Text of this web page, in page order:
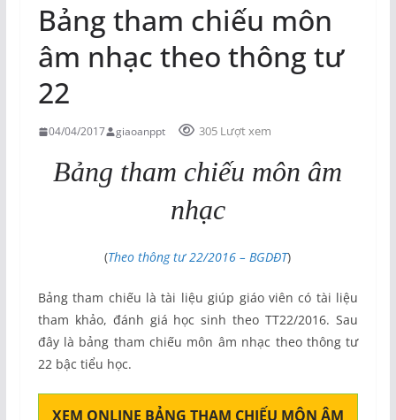
Bảng tham chiếu môn
âm nhạc theo thông tư
22
04/04/2017 giaoanppt 305 Lượt xem
Bảng tham chiếu môn âm
nhạc
(Theo thông tư 22/2016 – BGDĐT)
Bảng tham chiếu là tài liệu giúp giáo viên có tài liệu
tham khảo, đánh giá học sinh theo TT22/2016. Sau
đây là bảng tham chiếu môn âm nhạc theo thông tư
22 bậc tiểu học.
XEM ONLINE BẢNG THAM CHIẾU MÔN ÂM